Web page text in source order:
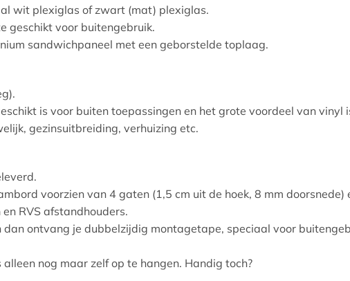
wit plexiglas of zwart (mat) plexiglas.
geschikt voor buitengebruik.
sandwichpaneel met een geborstelde toplaag.
is voor buiten toepassingen en het grote voordeel van vinyl
gezinsuitbreiding, verhuizing etc.
voorzien van 4 gaten (1,5 cm uit de hoek, 8 mm doorsnede)
RVS afstandhouders.
ontvang je dubbelzijdig montagetape, speciaal voor
nog maar zelf op te hangen. Handig toch?